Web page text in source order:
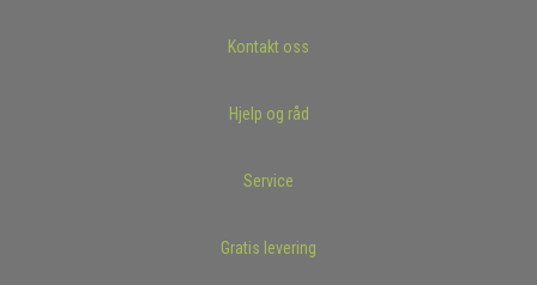
Kontakt oss
Hjelp og råd
Service
Gratis levering